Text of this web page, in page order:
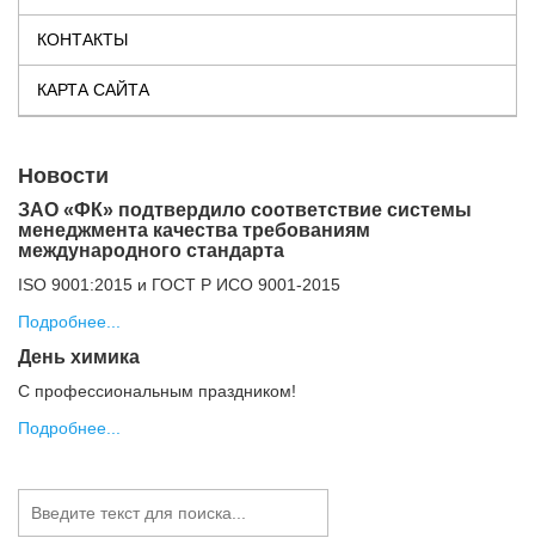
КОНТАКТЫ
КАРТА САЙТА
Новости
ЗАО «ФК» подтвердило соответствие системы
менеджмента качества требованиям
международного стандарта
ISO 9001:2015 и ГОСТ Р ИСО 9001-2015
Подробнее...
День химика
С профессиональным праздником!
Подробнее...